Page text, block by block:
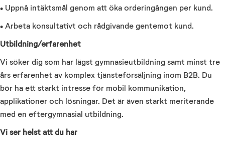
• Uppnå intäktsmål genom att öka orderingången per kund.
• Arbeta konsultativt och rådgivande gentemot kund.
Utbildning/erfarenhet
Vi söker dig som har lägst gymnasieutbildning samt minst tre
års erfarenhet av komplex tjänsteförsäljning inom B2B. Du
bör ha ett starkt intresse för mobil kommunikation,
applikationer och lösningar. Det är även starkt meriterande
med en eftergymnasial utbildning.
Vi ser helst att du har